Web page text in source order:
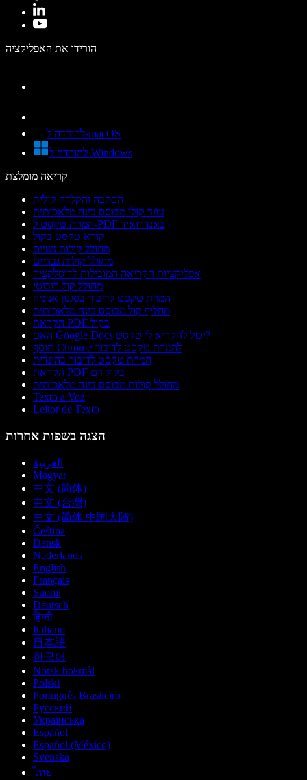
הורידו את האפליקציה
להורדה ל-macOS
להורדה ל-Windows
קריאה מומלצת
הכתבה והקלדה קולית
עוזר קולי מבוסס בינה מלאכותית
המרת טקסט ל-PDF באנדרואיד
קורא טקסט בקול
מחולל קולות נשיים
מחולל קולות גבריים
אפליקציות הקריאה המובילות לדיסלקציה
מחולל קול רובוטי
המרת טקסט לדיבור בסגנון אנימה
מחליף קול מבוסס בינה מלאכותית
הקראת PDF בקול
האם Google Docs יכול להקריא לי טקסט?
תוסף Chrome להמרת טקסט לדיבור
המרת טקסט לדיבור בהינדית
הקראת PDF בקול רם
מחולל קולות מבוסס בינה מלאכותית
Texto a Voz
Leitor de Texto
הצגה בשפות אחרות
العربية
Magyar
中文 (简体)
中文 (台灣)
中文 (简体 中国大陆)
Čeština
Dansk
Nederlands
English
Français
Suomi
Deutsch
हिन्दी
Italiano
日本語
한국어
Norsk bokmål
Polski
Português Brasileiro
Русский
Українська
Español
Español (México)
Svenska
ไทย